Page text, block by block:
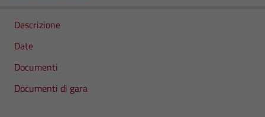
Descrizione
Date
Documenti
Documenti di gara